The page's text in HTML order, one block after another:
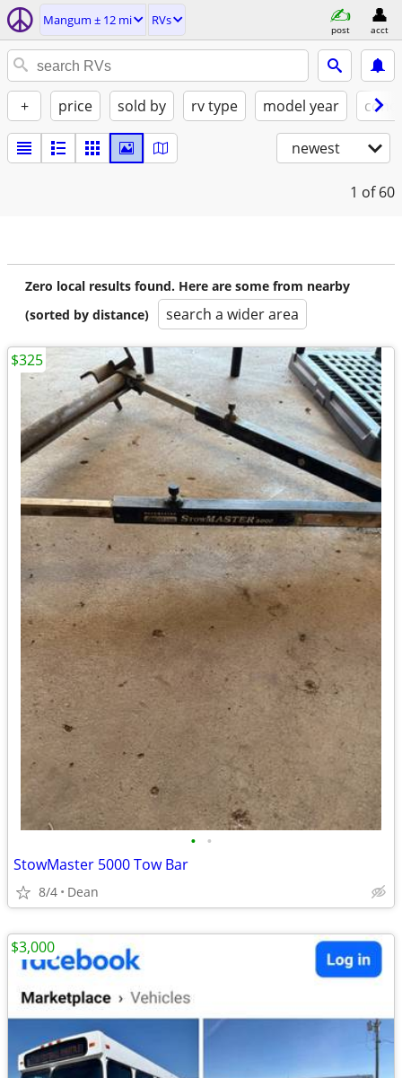
Mangum ± 12 mi RVs
post acct
+ price sold by rv type model year
newest
1 of 60
Zero local results found. Here are some from nearby
(sorted by distance)
search a wider area
• •
StowMaster 5000 Tow Bar
8/4 Dean
$325
$3,000